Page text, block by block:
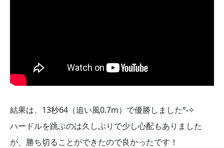
結果は、13秒64（追い風0.7m）で優勝しました°˖✧
ハードルを跳ぶのは久しぶりで少し心配もありました
が、勝ち切ることができたので良かったです！